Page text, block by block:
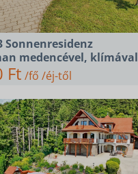
Sonnenresidenz
medencével, klímával
Ft /fő /éj-től